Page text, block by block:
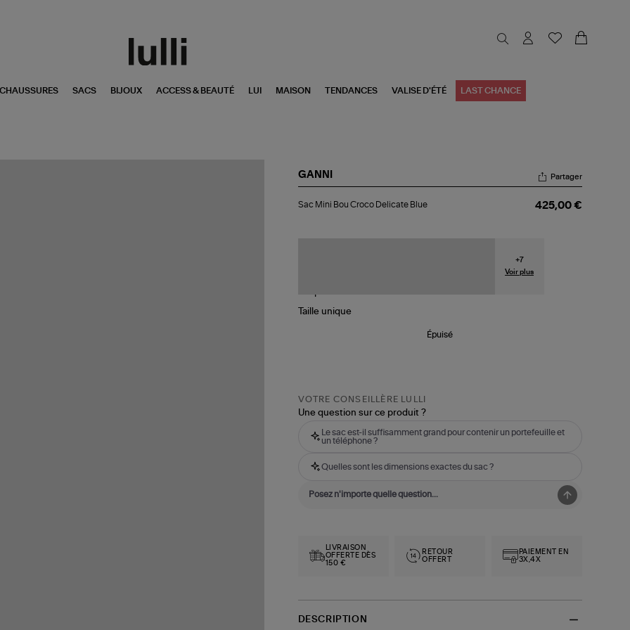
CHAUSSURES SACS BIJOUX ACCESS & BEAUTÉ LUI MAISON TENDANCES VALISE D'ÉTÉ LAST CHANCE
GANNI
Mini
Partager
Sac Mini Bou Croco Delicate Blue 425,00 €
+7
Voir plus
Taille unique
Épuisé
VOTRE CONSEILLÈRE LULLI
Une question sur ce produit ?
Le sac est-il suffisamment grand pour contenir un portefeuille et
un téléphone ?
Quelles sont les dimensions exactes du sac ?
LIVRAISON
OFFERTE DÈS
150 €
RETOUR
OFFERT
PAIEMENT EN
3X,4X
DESCRIPTION